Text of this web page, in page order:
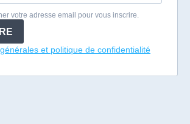
votre adresse email pour vous inscrire.
et politique de confidentialité